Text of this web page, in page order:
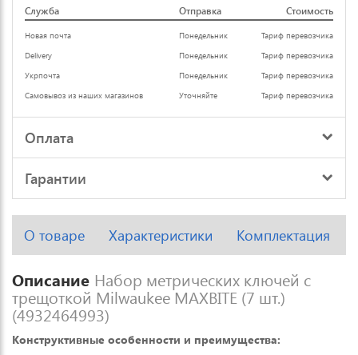
Служба Отправка Стоимость
Новая почта Понедельник
Тариф перевозчика
Delivery
Понедельник
Тариф перевозчика
Укрпочта
Понедельник
Тариф перевозчика
Самовывоз из наших магазинов
Уточняйте Тариф перевозчика
Оплата
Гарантии
О товаре Характеристики Комплектация
Описание Набор метрических ключей с
трещоткой Milwaukee MAXBITE (7 шт.)
(4932464993)
Конструктивные особенности и преимущества: